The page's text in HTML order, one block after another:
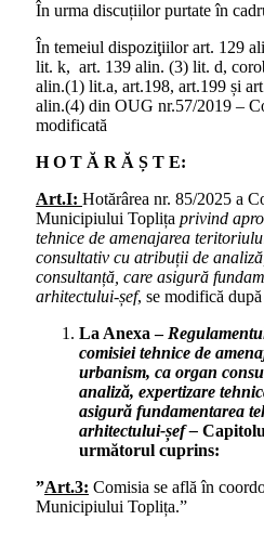
În urma discuțiilor purtate în
În temeiul dispoziţiilor art. 129
lit. k, art. 139 alin. (3) lit. d,
alin.(1) lit.a, art.198, art.199 și
alin.(4) din OUG nr.57/2019 –
modificată
H O T Ă R Ă Ș T E:
Art.I: Hotărârea nr. 85/2025 a
Municipiului Toplița privind
tehnice de amenajarea
consultativ cu atribuții de
consultanță, care asigură
arhitectului-șef, se modifică
La Anexa –
comisiei tehnice de
urbanism, ca organ
analiză, expertizare
asigură fundamentarea
arhitectului-șef –
următorul cuprins:
”Art.3: Comisia se află în
Municipiului Toplița.”